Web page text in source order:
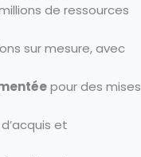
de ressources
sur mesure, avec
pour des mises
et